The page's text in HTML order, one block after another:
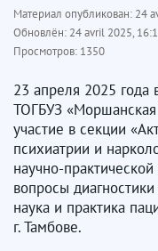
Материал опубликован: 24
Обновлён: 24 avril 2025,
Просмотров: 1350
23 апреля 2025 года
ТОГБУЗ
участие в секции
психиатрии и
научно-
вопросы
наука и практика
г. Тамбове.